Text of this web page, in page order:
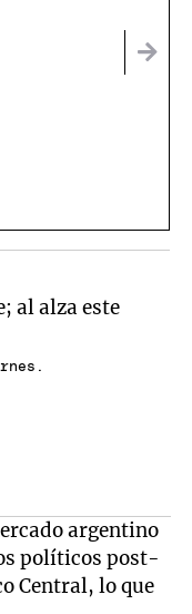
argentino
políticos post-
Central, lo que